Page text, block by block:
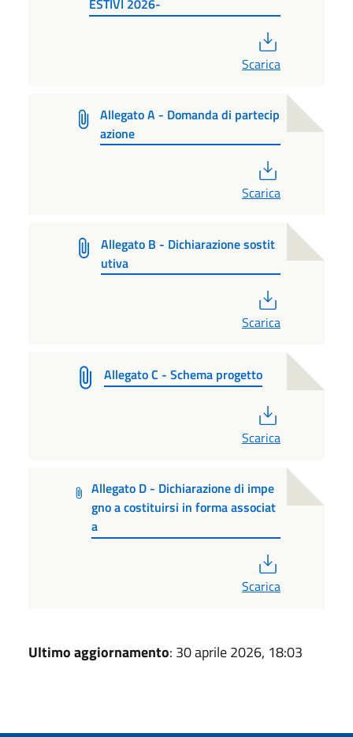
ESTIVI 2026-
Scarica
Allegato A - Domanda di partecip
azione
Scarica
Allegato B - Dichiarazione sostit
utiva
Scarica
Allegato C - Schema progetto
Scarica
Allegato D - Dichiarazione di impe
gno a costituirsi in forma associat
a
Scarica
Ultimo aggiornamento: 30 aprile 2026, 18:03